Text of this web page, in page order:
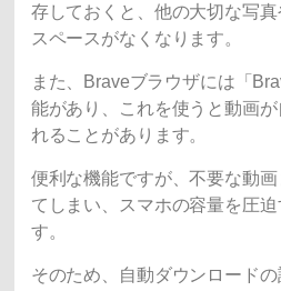
存しておくと、他の大切な写
スペースがなくなります。
また、Braveブラウザには「
能があり、これを使うと動画
れることがあります。
便利な機能ですが、不要な動
てしまい、スマホの容量を圧
す。
そのため、自動ダウンロードの